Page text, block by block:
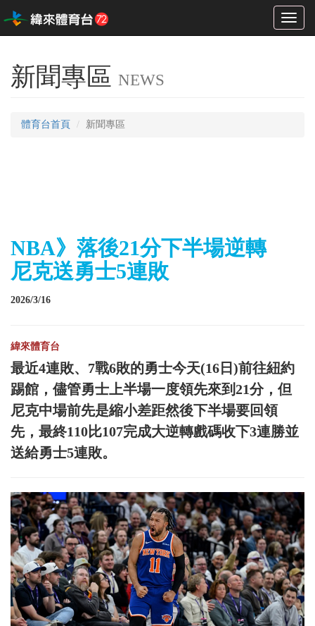
Toggle
新聞專區 NEWS
體育台首頁 新聞專區
NBA》落後21分下半場逆轉
尼克送勇士5連敗
2026/3/16
緯來體育台
最近4連敗、7戰6敗的勇士今天(16日)前往紐約
踢館，儘管勇士上半場一度領先來到21分，但
尼克中場前先是縮小差距然後下半場要回領
先，最終110比107完成大逆轉戲碼收下3連勝並
送給勇士5連敗。